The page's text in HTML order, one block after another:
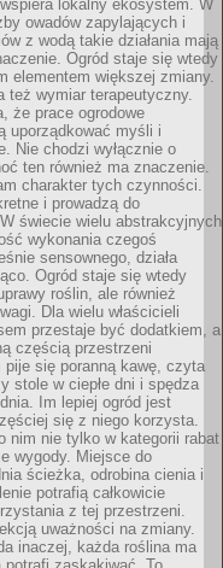
lokalny ekosystem. W
owadów zapylających i
z wodą takie działania mają
Ogród staje się wtedy
elementem większej zmiany.
też wymiar terapeutyczny.
że prace ogrodowe
uporządkować myśli i
Nie chodzi wyłącznie o
ten również ma znaczenie.
charakter tych czynności.
i prowadzą do
świecie wielu abstrakcyjnych
wykonania czegoś
sensownego, działa
Ogród staje się wtedy
roślin, ale również
Dla wielu właścicieli
przestaje być dodatkiem, a
częścią przestrzeni
pije się poranną kawę, czyta
stole w ciepłe dni i spędza
Im lepiej ogród jest
się z niego korzysta.
nim nie tylko w kategorii rabat
wygody. Miejsce do
ścieżka, odrobina cienia i
potrafią całkowicie
z tej przestrzeni.
uważności na zmiany.
inaczej, każda roślina ma